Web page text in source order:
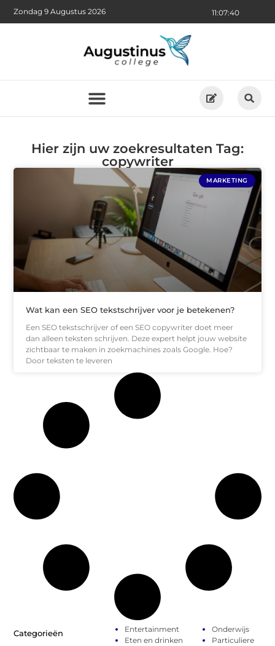
11:07:41
Zondag 9 Augustus 2026
Hier zijn uw zoekresultaten Tag:
copywriter
MARKETING
Wat kan een SEO tekstschrijver voor je betekenen?
Een SEO tekstschrijver of een SEO copywriter doet meer
dan alleen teksten schrijven. Deze expert helpt jouw website
zichtbaar te maken in zoekmachines zoals Google. Hoe?
Door teksten te leveren
Categorieën
Entertainment
Eten en drinken
Onderwijs
Particuliere